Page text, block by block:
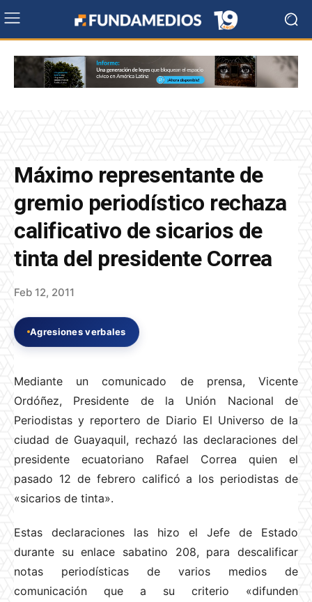
Máximo representante de
gremio periodístico rechaza
calificativo de sicarios de
tinta del presidente Correa
Feb 12, 2011
Agresiones verbales
Mediante un comunicado de prensa, Vicente
Ordóñez, Presidente de la Unión Nacional de
Periodistas y reportero de Diario El Universo de la
ciudad de Guayaquil, rechazó las declaraciones del
presidente ecuatoriano Rafael Correa quien el
pasado 12 de febrero calificó a los periodistas de
«sicarios de tinta».
Estas declaraciones las hizo el Jefe de Estado
durante su enlace sabatino 208, para descalificar
notas periodísticas de varios medios de
comunicación que a su criterio «difunden